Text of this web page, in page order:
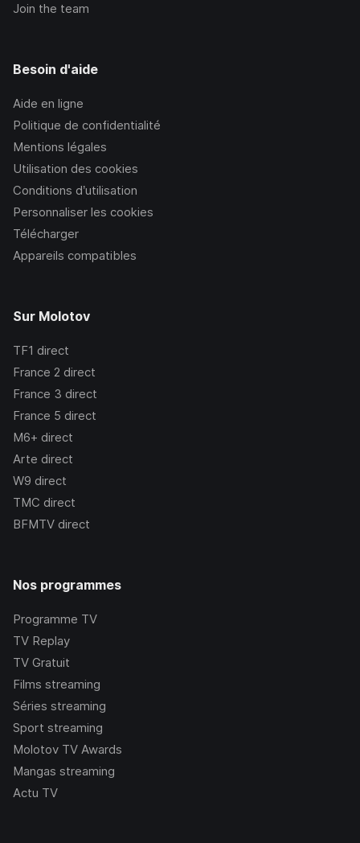
Join the team
Besoin d'aide
Aide en ligne
Politique de confidentialité
Mentions légales
Utilisation des cookies
Conditions d’utilisation
Personnaliser les cookies
Télécharger
Appareils compatibles
Sur Molotov
TF1 direct
France 2 direct
France 3 direct
France 5 direct
M6+ direct
Arte direct
W9 direct
TMC direct
BFMTV direct
Nos programmes
Programme TV
TV Replay
TV Gratuit
Films streaming
Séries streaming
Sport streaming
Molotov TV Awards
Mangas streaming
Actu TV